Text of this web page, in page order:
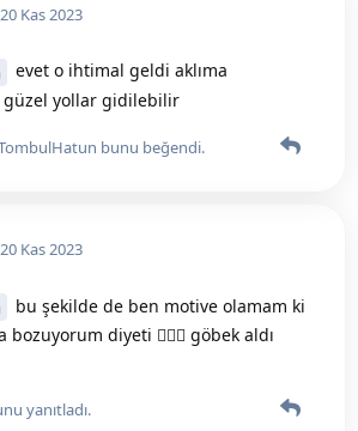
20 Kas 2023
evet o ihtimal geldi aklıma
güzel yollar gidilebilir
bunu beğendi.
20 Kas 2023
bu şekilde de ben motive olamam ki
diyeti 🤦🏻‍♀️ göbek aldı
yanıtladı.